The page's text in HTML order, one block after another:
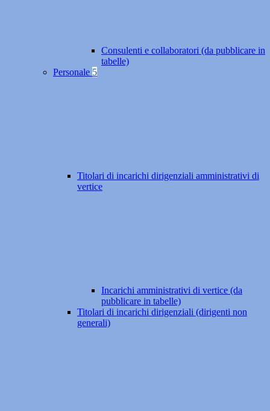
Consulenti e collaboratori (da pubblicare in
tabelle)
Personale 5
Titolari di incarichi dirigenziali amministrativi di
vertice
Incarichi amministrativi di vertice (da
pubblicare in tabelle)
Titolari di incarichi dirigenziali (dirigenti non
generali)